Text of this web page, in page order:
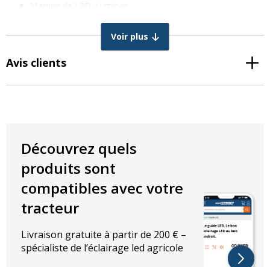
Marque de LED: Luminas
Position d’éclairage : Réglable, toutes les positions sont
possibles
Étanchéité : IP67
Couleur lumière : Blanc froid
Température de la couleur : 5500K
2100 lumens
Angle d’éclairage : 70 degrés
Caractéristiques électriques :
Puissance : 20W
Tension : 10-30V
Voir plus
Avis clients
Découvrez quels
produits sont
compatibles avec votre
tracteur
Livraison gratuite à partir de 200 € –
spécialiste de l’éclairage led agricole